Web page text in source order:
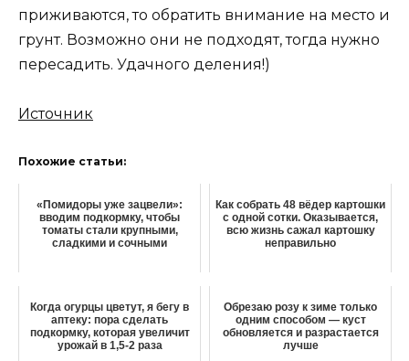
приживаются, то обратить внимание на место и
грунт. Возможно они не подходят, тогда нужно
пересадить. Удачного деления!)
Источник
Похожие статьи:
«Помидоры уже зацвели»:
вводим подкормку, чтобы
томаты стали крупными,
сладкими и сочными
Как собрать 48 вёдер картошки
с одной сотки. Оказывается,
всю жизнь сажал картошку
неправильно
Когда огурцы цветут, я бегу в
аптеку: пора сделать
подкормку, которая увеличит
урожай в 1,5-2 раза
Обрезаю розу к зиме только
одним способом — куст
обновляется и разрастается
лучше